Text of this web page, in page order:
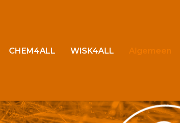
CHEM4ALL WISK4ALL Algemeen